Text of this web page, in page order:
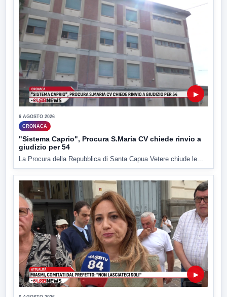
▶
6 AGOSTO 2026
CRONACA
"Sistema Caprio", Procura S.Maria CV chiede rinvio a
giudizio per 54
La Procura della Repubblica di Santa Capua Vetere chiude le...
▶